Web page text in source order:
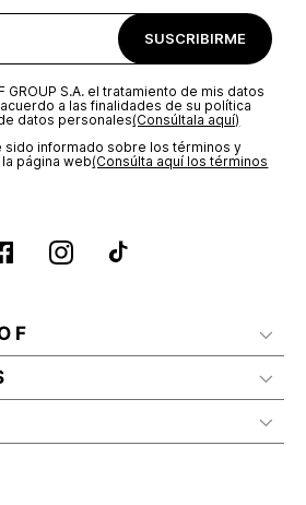
SUSCRIBIRME
GROUP S.A. el tratamiento de mis datos
a las finalidades de su política
datos personales‎(Consúltala aquí)
sido informado sobre los términos y
página web‎(Consúlta aquí los términos
F